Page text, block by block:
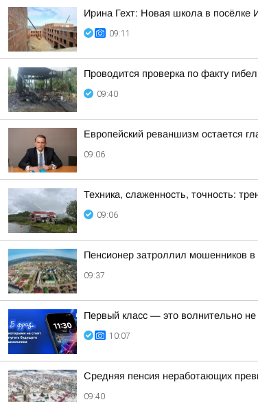
Ирина Гехт: Новая школа в посёлке
09:11
Проводится проверка по факту
09:40
Европейский реваншизм остается
09:06
Техника, слаженность, точность:
09:06
Пенсионер затроллил мошенников в
09:37
Первый класс — это волнительно
10:07
Средняя пенсия неработающих
09:40